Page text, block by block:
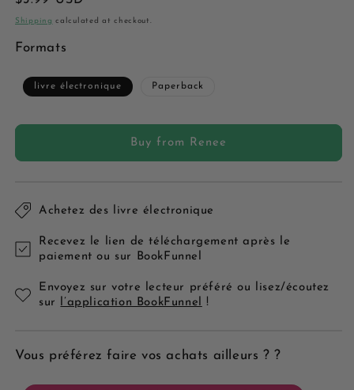
price
Shipping calculated at checkout.
Formats
livre électronique Paperback
Buy from Renee
Achetez des livre électronique
Recevez le lien de téléchargement après le
paiement ou sur BookFunnel
Envoyez sur votre lecteur préféré ou lisez/écoutez
sur l’application BookFunnel !
Vous préférez faire vos achats ailleurs ? ?